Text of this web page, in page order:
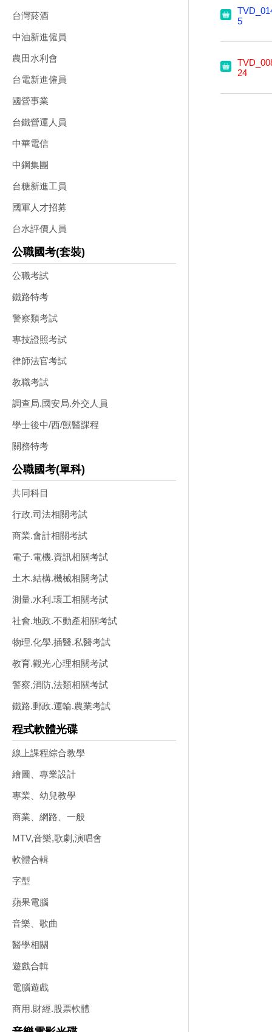
台灣菸酒
中油新進僱員
農田水利會
台電新進僱員
國營事業
台鐵營運人員
中華電信
中鋼集團
台糖新進工員
國軍人才招募
台水評價人員
公職國考(套裝)
公職考試
鐵路特考
警察類考試
專技證照考試
律師法官考試
教職考試
調查局.國安局.外交人員
學士後中/西/獸醫課程
關務特考
公職國考(單科)
共同科目
行政.司法相關考試
商業.會計相關考試
電子.電機.資訊相關考試
土木.結構.機械相關考試
測量.水利.環工相關考試
社會.地政.不動產相關考試
物理.化學.插醫.私醫考試
教育.觀光.心理相關考試
警察,消防,法類相關考試
鐵路.郵政.運輸.農業考試
程式軟體光碟
線上課程綜合教學
繪圖、專業設計
專業、幼兒教學
商業、網路、一般
MTV,音樂,歌劇,演唱會
軟體合輯
字型
蘋果電腦
音樂、歌曲
醫學相關
遊戲合輯
電腦遊戲
商用.財經.股票軟體
5
24